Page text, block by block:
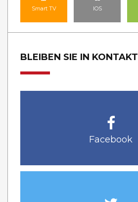
Smart TV IOS
BLEIBEN SIE IN KONTAKT
Facebook